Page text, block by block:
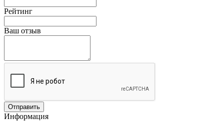
Рейтинг
Ваш отзыв
Отправить
Информация